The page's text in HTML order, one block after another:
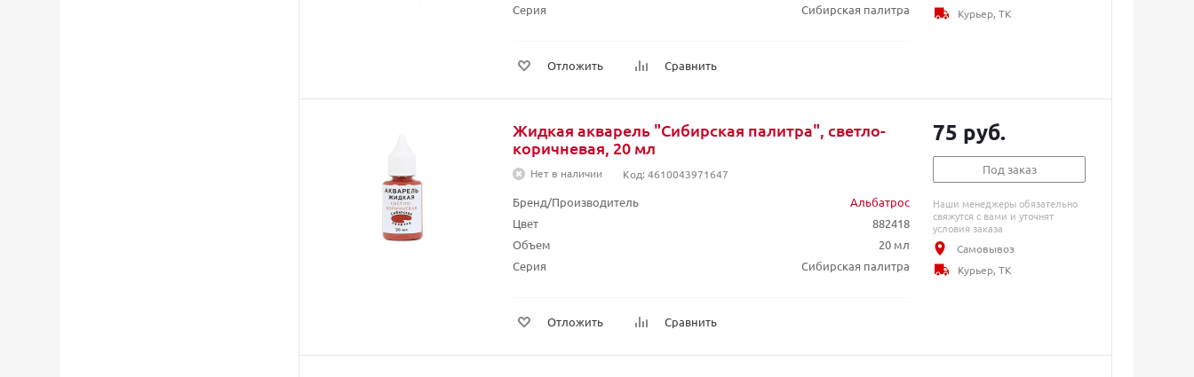
Серия
Сибирская палитра
Отложить Сравнить
Курьер, ТК
Жидкая акварель "Сибирская палитра", светло-
коричневая, 20 мл
Нет в наличии Код: 4610043971647
Бренд/Производитель
Альбатрос
Цвет
882418
Объем
20 мл
Серия
Сибирская палитра
Отложить Сравнить
75 руб.
Под заказ
Наши менеджеры обязательно
свяжутся с вами и уточнят
условия заказа
Самовывоз
Курьер, ТК